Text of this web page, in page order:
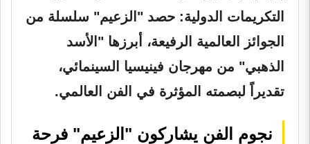
التكريمات الدولية: حصد "الزعيم" سلسلة من
الجوائز العالمية الرفيعة، أبرزها "الأسد
الذهبي" من مهرجان فينيسيا السينمائي،
تقديراً لبصمته المؤثرة في الفن العالمي.
نجوم الفن يشاركون "الزعيم" فرحة